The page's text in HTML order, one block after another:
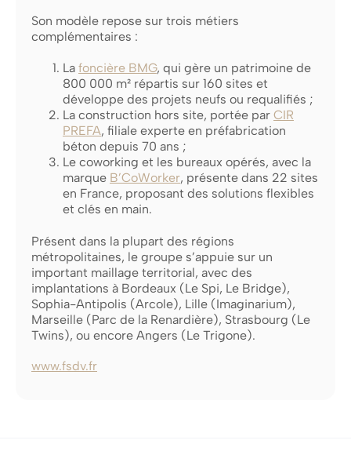
Son modèle repose sur trois métiers
complémentaires :
La foncière BMG, qui gère un patrimoine de
800 000 m² répartis sur 160 sites et
développe des projets neufs ou requalifiés ;
La construction hors site, portée par CIR
PREFA, filiale experte en préfabrication
béton depuis 70 ans ;
Le coworking et les bureaux opérés, avec la
marque B’CoWorker, présente dans 22 sites
en France, proposant des solutions flexibles
et clés en main.
Présent dans la plupart des régions
métropolitaines, le groupe s’appuie sur un
important maillage territorial, avec des
implantations à Bordeaux (Le Spi, Le Bridge),
Sophia-Antipolis (Arcole), Lille (Imaginarium),
Marseille (Parc de la Renardière), Strasbourg (Le
Twins), ou encore Angers (Le Trigone).
www.fsdv.fr